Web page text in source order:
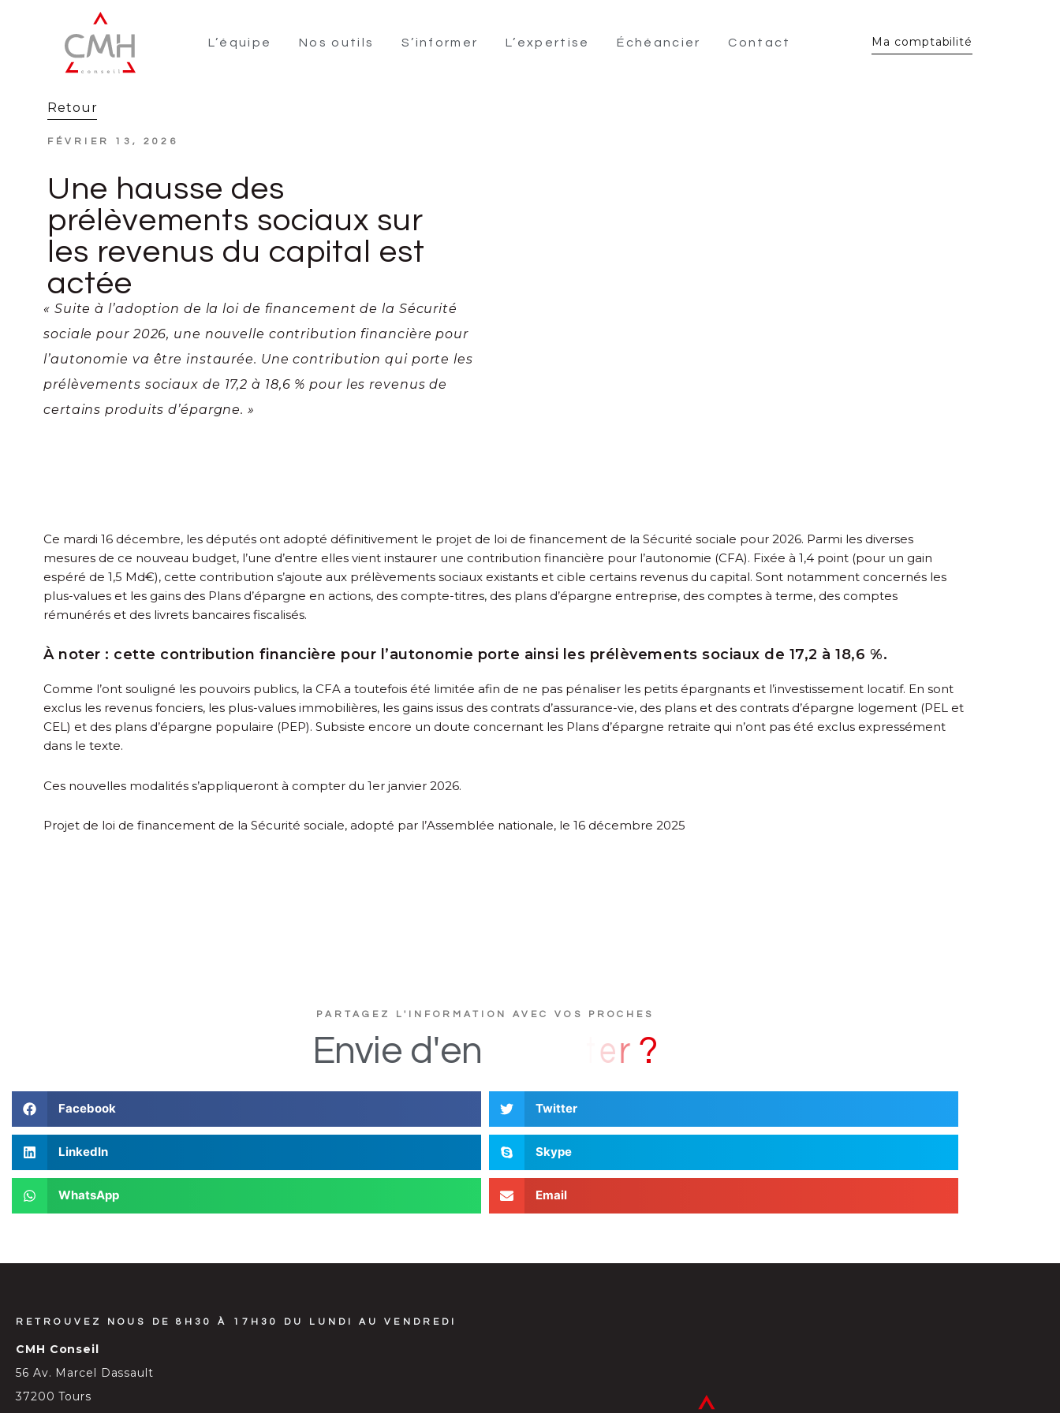
L’équipe Nos outils S’informer L’expertise Échéancier Contact Ma comptabilité
Retour
FÉVRIER 13, 2026
Une hausse des
prélèvements sociaux sur
les revenus du capital est
actée
« Suite à l’adoption de la loi de financement de la Sécurité
sociale pour 2026, une nouvelle contribution financière pour
l’autonomie va être instaurée. Une contribution qui porte les
prélèvements sociaux de 17,2 à 18,6 % pour les revenus de
certains produits d’épargne. »
Ce mardi 16 décembre, les députés ont adopté définitivement le projet de loi de financement de la Sécurité sociale pour 2026. Parmi les diverses
mesures de ce nouveau budget, l’une d’entre elles vient instaurer une contribution financière pour l’autonomie (CFA). Fixée à 1,4 point (pour un gain
espéré de 1,5 Md€), cette contribution s’ajoute aux prélèvements sociaux existants et cible certains revenus du capital. Sont notamment concernés les
plus-values et les gains des Plans d’épargne en actions, des compte-titres, des plans d’épargne entreprise, des comptes à terme, des comptes
rémunérés et des livrets bancaires fiscalisés.
À noter : cette contribution financière pour l’autonomie porte ainsi les prélèvements sociaux de 17,2 à 18,6 %.
Comme l’ont souligné les pouvoirs publics, la CFA a toutefois été limitée afin de ne pas pénaliser les petits épargnants et l’investissement locatif. En sont
exclus les revenus fonciers, les plus-values immobilières, les gains issus des contrats d’assurance-vie, des plans et des contrats d’épargne logement (PEL et
CEL) et des plans d’épargne populaire (PEP). Subsiste encore un doute concernant les Plans d’épargne retraite qui n’ont pas été exclus expressément
dans le texte.
Ces nouvelles modalités s’appliqueront à compter du 1er janvier 2026.
Projet de loi de financement de la Sécurité sociale, adopté par l’Assemblée nationale, le 16 décembre 2025
PARTAGEZ L'INFORMATION AVEC VOS PROCHES
Envie d'en
Facebook Twitter
LinkedIn Skype
WhatsApp Email
RETROUVEZ NOUS DE 8H30 À 17H30 DU LUNDI AU VENDREDI
CMH Conseil
56 Av. Marcel Dassault
37200 Tours